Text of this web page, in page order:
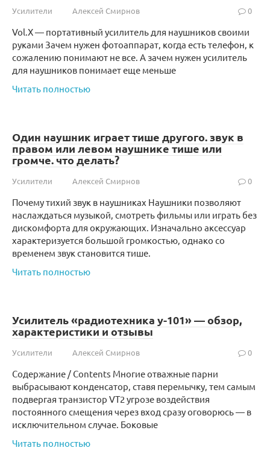
Усилители Алексей Смирнов 0
Vol.X — портативный усилитель для наушников своими
руками Зачем нужен фотоаппарат, когда есть телефон, к
сожалению понимают не все. А зачем нужен усилитель
для наушников понимает еще меньше
Читать полностью
Один наушник играет тише другого. звук в
правом или левом наушнике тише или
громче. что делать?
Усилители Алексей Смирнов 0
Почему тихий звук в наушниках Наушники позволяют
наслаждаться музыкой, смотреть фильмы или играть без
дискомфорта для окружающих. Изначально аксессуар
характеризуется большой громкостью, однако со
временем звук становится тише.
Читать полностью
Усилитель «радиотехника у-101» — обзор,
характеристики и отзывы
Усилители Алексей Смирнов 0
Содержание / Contents Многие отважные парни
выбрасывают конденсатор, ставя перемычку, тем самым
подвергая транзистор VT2 угрозе воздействия
постоянного смещения через вход сразу оговорюсь — в
исключительном случае. Боковые
Читать полностью